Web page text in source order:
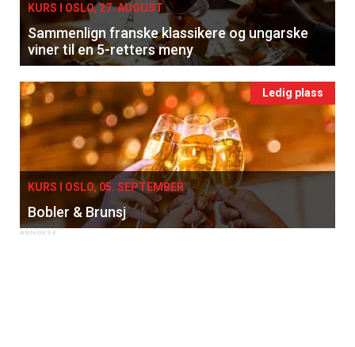
KURS I OSLO, 27. AUGUST
Sammenlign franske klassikere og ungarske
viner til en 5-retters meny
Ledig plass
KURS I OSLO, 05. SEPTEMBER
Bobler & Brunsj